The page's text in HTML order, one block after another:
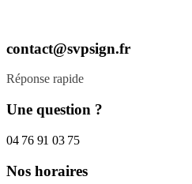
contact@svpsign.fr
Réponse rapide
Une question ?
04 76 91 03 75
Nos horaires